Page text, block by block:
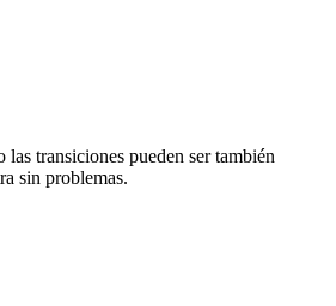
transiciones pueden ser también
sin problemas.